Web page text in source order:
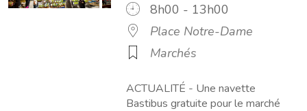
8h00 - 13h00
Place Notre-Dame
Marchés
ACTUALITÉ - Une navette
Bastibus gratuite pour le marché